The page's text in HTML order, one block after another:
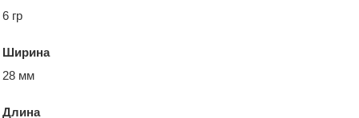
6 гр
Ширина
28 мм
Длина